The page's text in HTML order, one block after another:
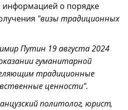
о порядке
"визы традиционных
Путин 19 августа 2024
гуманитарной
традиционные
ценности".
политолог, юрист,